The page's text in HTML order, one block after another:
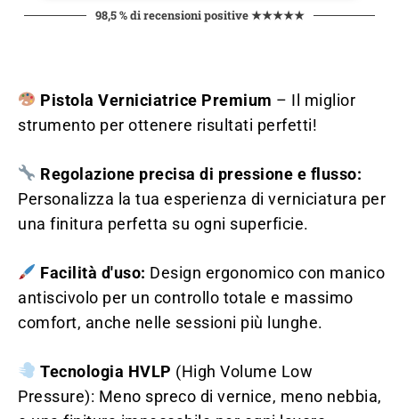
98,5 % di recensioni positive ★★★★★
Pistola Verniciatrice Premium – Il miglior
strumento per ottenere risultati perfetti!
Regolazione precisa di pressione e flusso:
Personalizza la tua esperienza di verniciatura per
una finitura perfetta su ogni superficie.
Facilità d'uso: Design ergonomico con manico
antiscivolo per un controllo totale e massimo
comfort, anche nelle sessioni più lunghe.
Tecnologia HVLP (High Volume Low
Pressure): Meno spreco di vernice, meno nebbia,